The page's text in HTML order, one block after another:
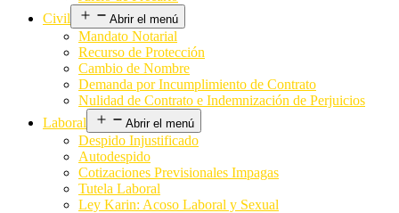
Civil
Abrir el menú
Mandato Notarial
Recurso de Protección
Cambio de Nombre
Demanda por Incumplimiento de Contrato
Nulidad de Contrato e Indemnización de Perjuicios
Laboral
Abrir el menú
Despido Injustificado
Autodespido
Cotizaciones Previsionales Impagas
Tutela Laboral
Ley Karin: Acoso Laboral y Sexual